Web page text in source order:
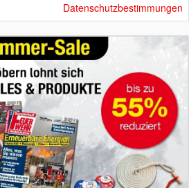
Datenschutzbestimmungen